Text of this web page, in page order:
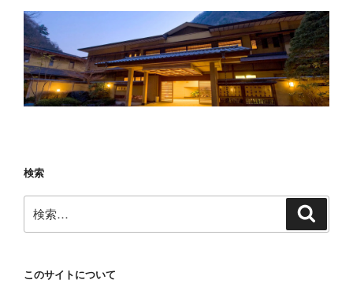
検索
索:
このサイトについて